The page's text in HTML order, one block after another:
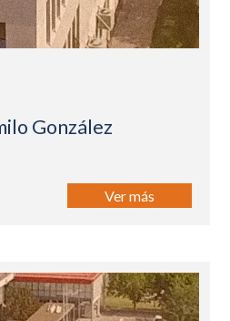
González
Ver más